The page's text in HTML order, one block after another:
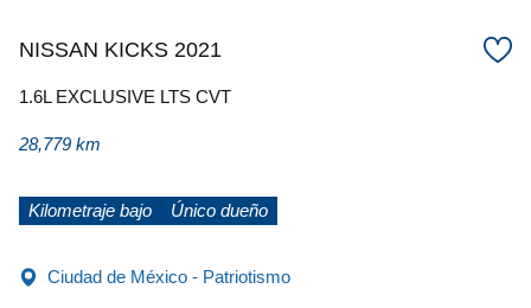
NISSAN KICKS 2021
1.6L EXCLUSIVE LTS CVT
28,779 km
Kilometraje bajo Único dueño
Ciudad de México - Patriotismo